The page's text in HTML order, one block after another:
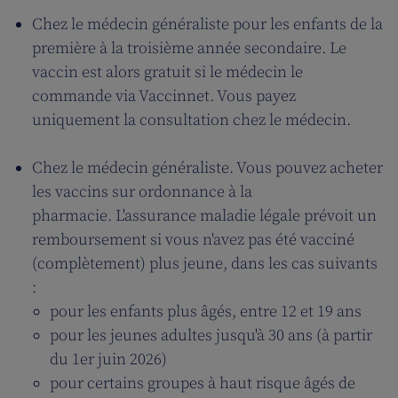
Chez le médecin généraliste pour les enfants de la
première à la troisième année secondaire. Le
vaccin est alors gratuit si le médecin le
commande via Vaccinnet. Vous payez
uniquement la consultation chez le médecin.
Chez le médecin généraliste. Vous pouvez acheter
les vaccins sur ordonnance à la
pharmacie. L'assurance maladie légale prévoit un
remboursement si vous n'avez pas été vacciné
(complètement) plus jeune, dans les cas suivants
:
pour les enfants plus âgés, entre 12 et 19 ans
pour les jeunes adultes jusqu'à 30 ans (à partir
du 1er juin 2026)
pour certains groupes à haut risque âgés de